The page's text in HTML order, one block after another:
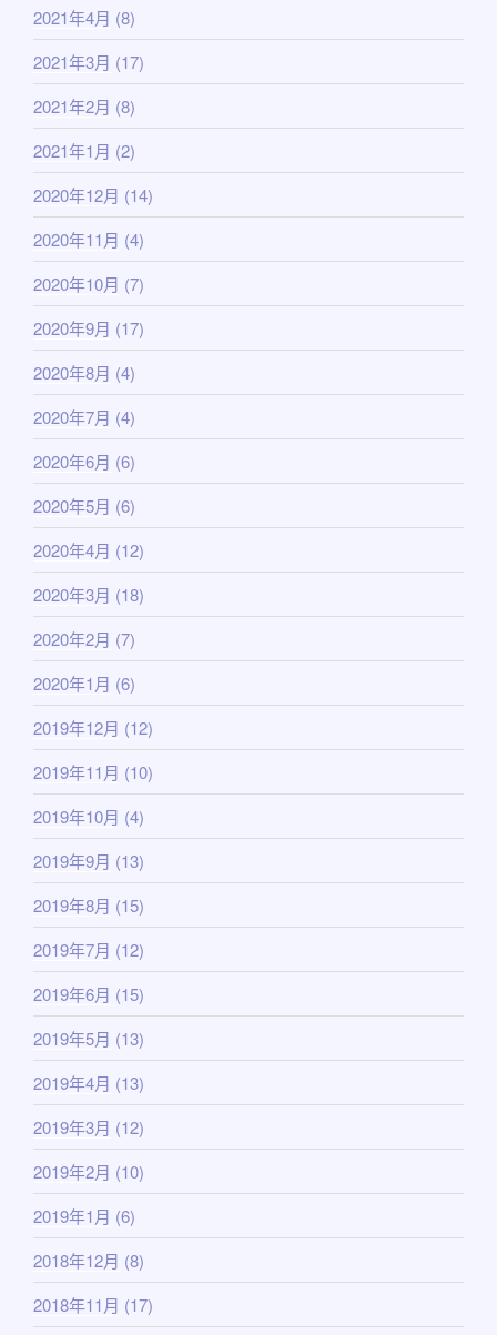
2021年4月 (8)
2021年3月 (17)
2021年2月 (8)
2021年1月 (2)
2020年12月 (14)
2020年11月 (4)
2020年10月 (7)
2020年9月 (17)
2020年8月 (4)
2020年7月 (4)
2020年6月 (6)
2020年5月 (6)
2020年4月 (12)
2020年3月 (18)
2020年2月 (7)
2020年1月 (6)
2019年12月 (12)
2019年11月 (10)
2019年10月 (4)
2019年9月 (13)
2019年8月 (15)
2019年7月 (12)
2019年6月 (15)
2019年5月 (13)
2019年4月 (13)
2019年3月 (12)
2019年2月 (10)
2019年1月 (6)
2018年12月 (8)
2018年11月 (17)